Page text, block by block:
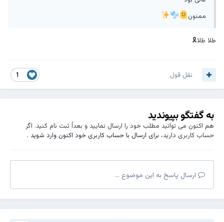
سرمایه ی عمر گران
پس کی ب گوشت میرسد
اه دل رسوای من
یارب.تو یاری کن مرا
یا غم گساری کن مرا
ممنون
طلا طلا🎗
نقل قول
به گفتگو بپیوندید
هم اکنون می توانید مطلب خود را ارسال نمایید و بعداً ثبت نام کنید. اگر
حساب کاربری دارید، برای ارسال با حساب کاربری خود اکنون وارد شوید.
ارسال پاسخ به این موضوع ...